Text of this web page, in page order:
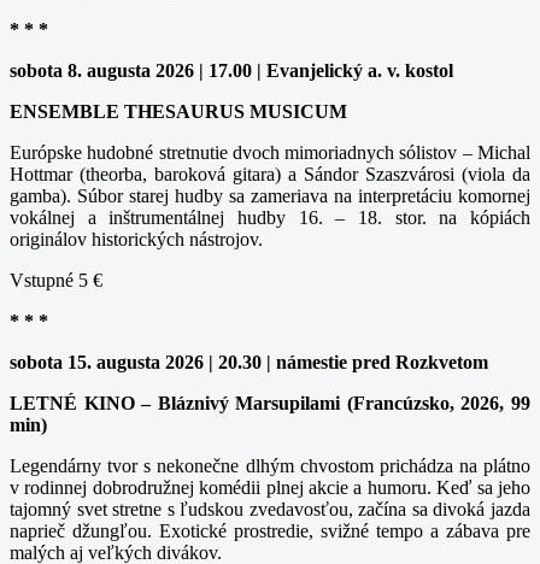
* * *
sobota 8. augusta 2026 | 17.00 | Evanjelický a. v. kostol
ENSEMBLE THESAURUS MUSICUM
Európske hudobné stretnutie dvoch mimoriadnych sólistov – Michal
Hottmar (theorba, baroková gitara) a Sándor Szaszvárosi (viola da
gamba). Súbor starej hudby sa zameriava na interpretáciu komornej
vokálnej a inštrumentálnej hudby 16. – 18. stor. na kópiách
originálov historických nástrojov.
Vstupné 5 €
* * *
sobota 15. augusta 2026 | 20.30 | námestie pred Rozkvetom
LETNÉ KINO – Bláznivý Marsupilami (Francúzsko, 2026, 99
min)
Legendárny tvor s nekonečne dlhým chvostom prichádza na plátno
v rodinnej dobrodružnej komédii plnej akcie a humoru. Keď sa jeho
tajomný svet stretne s ľudskou zvedavosťou, začína sa divoká jazda
naprieč džungľou. Exotické prostredie, svižné tempo a zábava pre
malých aj veľkých divákov.